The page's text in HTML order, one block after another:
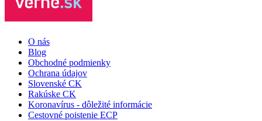
O nás
Blog
Obchodné podmienky
Ochrana údajov
Slovenské CK
Rakúske CK
Koronavírus - dôležité informácie
Cestovné poistenie ECP